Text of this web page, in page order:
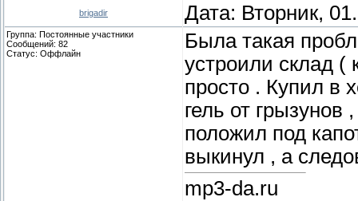
brigadir Дата: Вторник,
Группа: Постоянные участники
Сообщений: 82
Статус: Оффлайн
Была такая
устроили склад (
просто . Купил в
гель от грызунов
положил под
выкинул , а
mp3-da.ru